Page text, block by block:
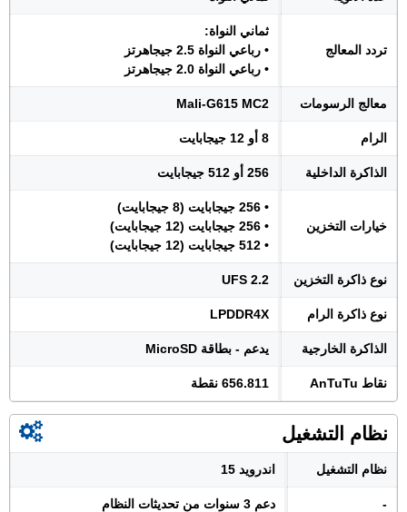
تردد المعالج
ثماني النواة:
• رباعي النواة 2.5 جيجاهرتز
• رباعي النواة 2.0 جيجاهرتز
معالج الرسومات Mali-G615 MC2
الرام 8 أو 12 جيجابايت
الذاكرة الداخلية 256 أو 512 جيجابايت
خيارات التخزين
• 256 جيجابايت (8 جيجابايت)
• 256 جيجابايت (12 جيجابايت)
• 512 جيجابايت (12 جيجابايت)
نوع ذاكرة التخزين UFS 2.2
نوع ذاكرة الرام LPDDR4X
الذاكرة الخارجية يدعم - بطاقة MicroSD
نقاط AnTuTu 656.811 نقطة
نظام التشغيل
نظام التشغيل اندرويد 15
- دعم 3 سنوات من تحديثات النظام